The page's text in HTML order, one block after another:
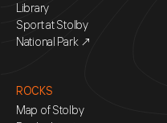
Library
Sport at Stolby
National Park ↗
ROCKS
Map of Stolby